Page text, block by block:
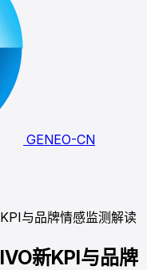
GENEO-CN
与品牌情感监测解读
新KPI与品牌